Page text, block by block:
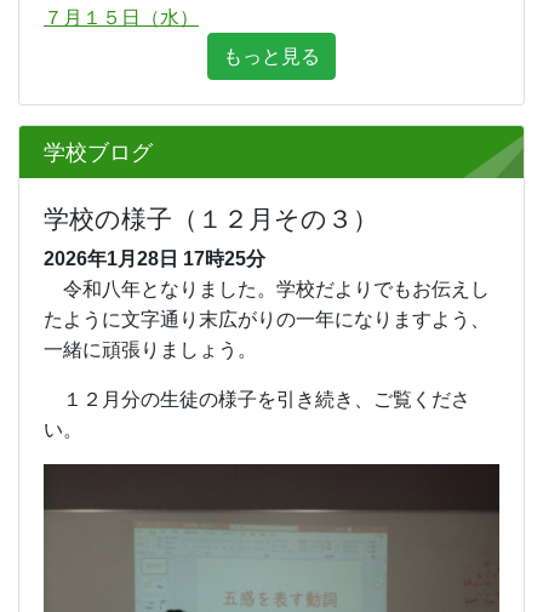
７月１５日（水）
もっと見る
学校ブログ
学校の様子（１２月その３）
2026年1月28日 17時25分
令和八年となりました。学校だよりでもお伝えし
たように文字通り末広がりの一年になりますよう、
一緒に頑張りましょう。
１２月分の生徒の様子を引き続き、ご覧くださ
い。